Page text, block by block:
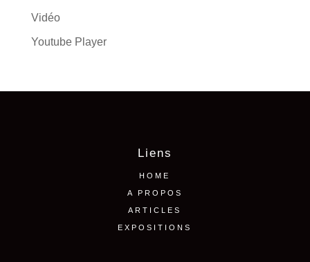
Vidéo
Youtube Player
Liens
HOME
A PROPOS
ARTICLES
EXPOSITIONS